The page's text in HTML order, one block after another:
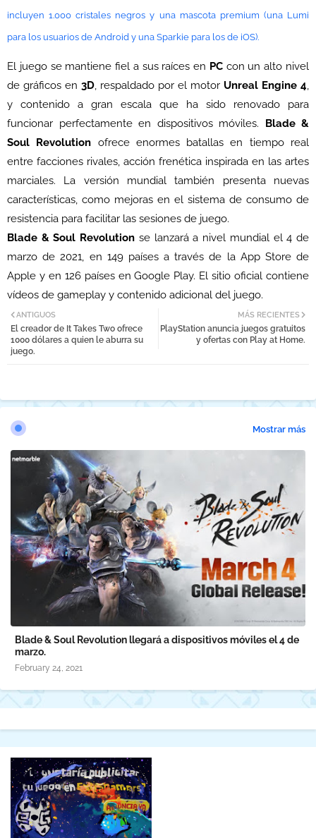
incluyen 1.000 cristales negros y una mascota premium (una Lumi
para los usuarios de Android y una Sparkie para los de iOS).
El juego se mantiene fiel a sus raíces en PCcon un alto nivel
de gráficos en 3D, respaldado por el motor Unreal Engine 4,
y contenido a gran escala que ha sido renovado para
funcionar perfectamente en dispositivos móviles. Blade &
Soul Revolution ofrece enormes batallas en tiempo real
entre facciones rivales, acción frenética inspirada en las artes
marciales. La versión mundial también presenta nuevas
características, como mejoras en el sistema de consumo de
resistencia para facilitar las sesiones de juego.
Blade & Soul Revolution se lanzará a nivel mundial el 4 de
marzo de 2021, en 149 países a través de la App Store de
Apple y en 126 países en Google Play. El sitio oficial contiene
vídeos de gameplay y contenido adicional del juego.
MÁS RECIENTES
PlayStation anuncia juegos gratuitos
y ofertas con Play at Home.
ANTIGUOS
El creador de It Takes Two ofrece
1000 dólares a quien le aburra su
juego.
Mostrar más
Blade & Soul Revolution llegará a dispositivos móviles el 4 de
marzo.
February 24, 2021